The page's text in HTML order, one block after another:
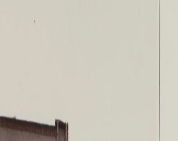
народное искусство XVII-XXI